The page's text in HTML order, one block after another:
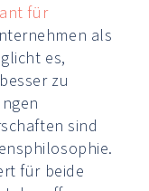
für
als
es,
zu
sind
für beide